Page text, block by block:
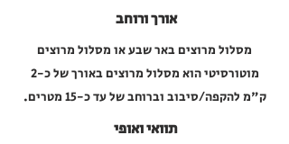
אורך ורוחב
מסלול מרוצים באר שבע או מסלול מרוצים
מוטורסיטי הוא מסלול מרוצים באורך של כ-2
ק"מ להקפה/סיבוב וברוחב של עד כ-15 מטרים.
תוואי ואופי